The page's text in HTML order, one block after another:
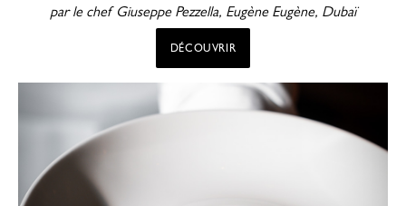
par le chef Giuseppe Pezzella, Eugène Eugène, Dubaï
DÉCOUVRIR